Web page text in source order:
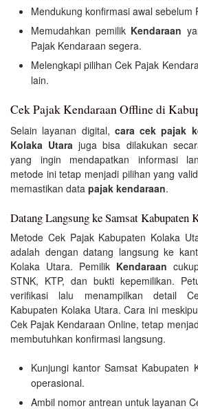
Mendukung konfirmasi awal sebelum
Memudahkan pemilik Kendaraan
Pajak Kendaraan segera.
Melengkapi pilihan Cek Pajak
lain.
Cek Pajak Kendaraan Offline di
Selain layanan digital, cara cek pajak
Kolaka Utara juga bisa dilakukan
yang ingin mendapatkan informasi
metode ini tetap menjadi pilihan yang
memastikan data pajak kendaraan.
Datang Langsung ke Samsat Kabupaten
Metode Cek Pajak Kabupaten Kolaka
adalah dengan datang langsung ke
Kolaka Utara. Pemilik Kendaraan
STNK, KTP, dan bukti kepemilikan.
verifikasi lalu menampilkan detail
Kabupaten Kolaka Utara. Cara ini
Cek Pajak Kendaraan Online, tetap
membutuhkan konfirmasi langsung.
Kunjungi kantor Samsat Kabupaten
operasional.
Ambil nomor antrean untuk layanan